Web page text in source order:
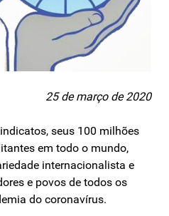
25 de março de 2020
seus 100 milhões
em todo o mundo,
internacionalista e
e povos de todos os
do coronavírus.